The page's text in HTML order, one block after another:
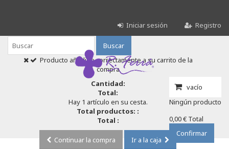
Iniciar sesión Registro
Buscar
vacío
Ningún producto
0,00 € Total
Confirmar
Producto añadido correctamente a su carrito de la
compra
Cantidad:
Total:
Hay 1 artículo en su cesta.
Total productos: :
Total :
Continuar la compra
Ir a la caja